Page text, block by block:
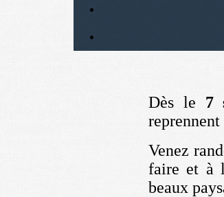
Dès le 7
Venez
faire et à
beaux